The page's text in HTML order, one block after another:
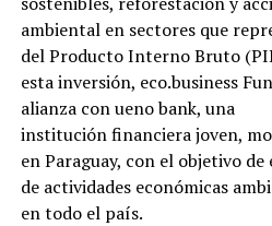
ambiental en sectores que
del Producto Interno Bruto
esta inversión, eco.business
alianza con ueno bank, una
institución financiera joven,
en Paraguay, con el objetivo
de actividades económicas
en todo el país.